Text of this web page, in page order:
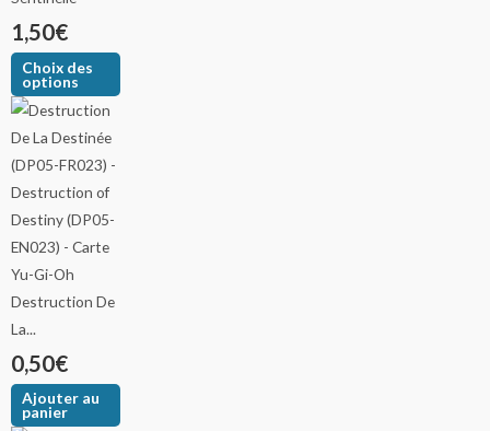
1,50€
Choix des
options
Destruction De
La...
0,50€
Ajouter au
panier